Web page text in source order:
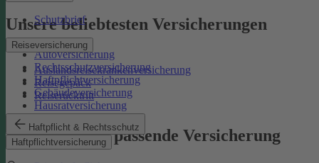
Schutzbrief
Reiseversicherung
Auslandsreisekrankenversicherung
Reisegepäck
Reiserücktritt
Haftpflicht & Rechtsschutz
Haftpflichtversicherung
Unsere beliebtesten Versicherungen
Autoversicherung
Rechtsschutzversicherung
Haftpflichtversicherung
Gebäudeversicherung
Hausratversicherung
Finden Sie die passende Versicherung